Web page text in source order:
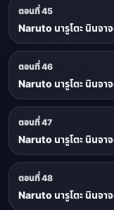
ตอนที่ 45
Naruto นารูโตะ นินจา
ตอนที่ 46
Naruto นารูโตะ นินจา
ตอนที่ 47
Naruto นารูโตะ นินจา
ตอนที่ 48
Naruto นารูโตะ นินจา